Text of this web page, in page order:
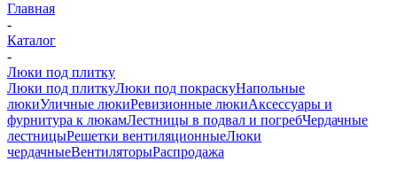
Главная
-
Каталог
-
Люки под плитку
Люки под плиткуЛюки под покраскуНапольные
люкиУличные люкиРевизионные люкиАксессуары и
фурнитура к люкамЛестницы в подвал и погребЧердачные
лестницыРешетки вентиляционныеЛюки
чердачныеВентиляторыРаспродажа